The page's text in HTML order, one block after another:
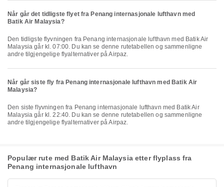
Når går det tidligste flyet fra Penang internasjonale lufthavn med
Batik Air Malaysia?
Den tidligste flyvningen fra Penang internasjonale lufthavn med Batik Air
Malaysia går kl. 07:00. Du kan se denne rutetabellen og sammenligne
andre tilgjengelige flyalternativer på Airpaz.
Når går siste fly fra Penang internasjonale lufthavn med Batik Air
Malaysia?
Den siste flyvningen fra Penang internasjonale lufthavn med Batik Air
Malaysia går kl. 22:40. Du kan se denne rutetabellen og sammenligne
andre tilgjengelige flyalternativer på Airpaz.
Populær rute med Batik Air Malaysia etter flyplass fra
Penang internasjonale lufthavn